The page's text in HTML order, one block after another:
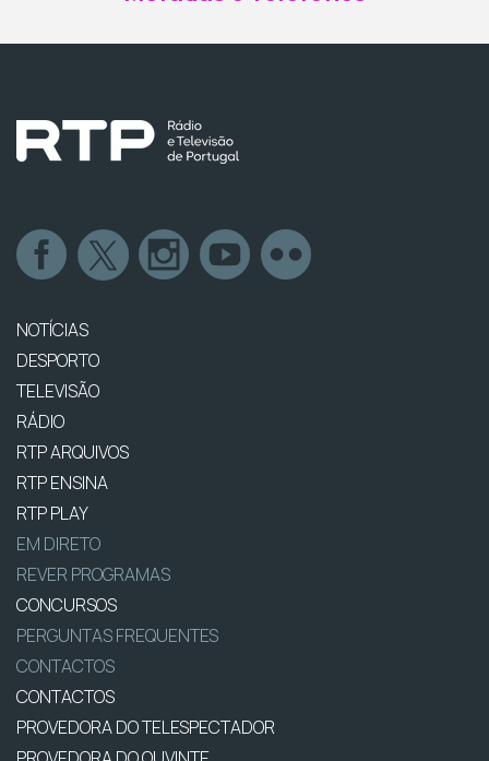
NOTÍCIAS
DESPORTO
TELEVISÃO
RÁDIO
RTP ARQUIVOS
RTP ENSINA
RTP PLAY
EM DIRETO
REVER PROGRAMAS
CONCURSOS
PERGUNTAS FREQUENTES
CONTACTOS
CONTACTOS
PROVEDORA DO TELESPECTADOR